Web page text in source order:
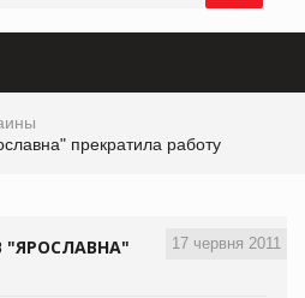
прекратила работу
17 червня 2011
"ЯРОСЛАВНА"